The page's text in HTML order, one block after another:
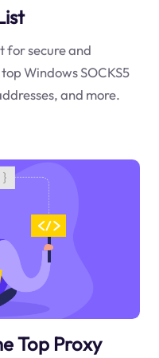
for secure and
Windows SOCKS5
and more.
Top Proxy